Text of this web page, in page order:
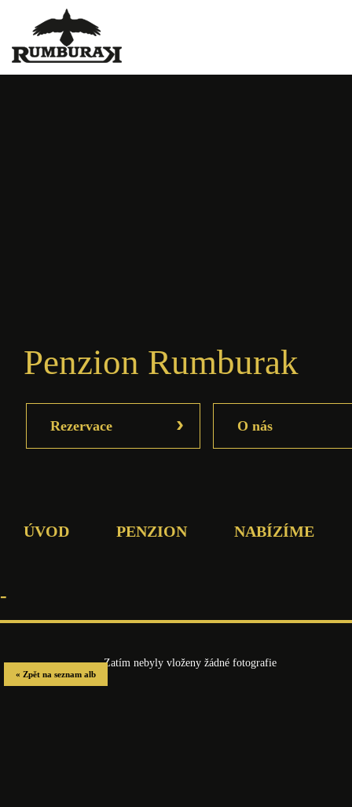
Ubytování Vranovská
přehrada - Rumburak
Penzion Rumburak
Rezervace › O nás
ÚVOD PENZION NABÍZÍME
-
« Zpět na seznam alb
Zatím nebyly vloženy žádné fotografie